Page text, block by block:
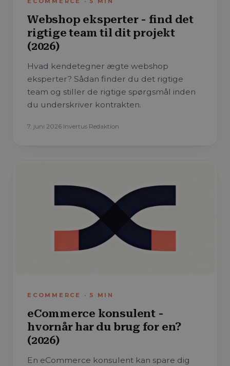
Webshop eksperter - find det
rigtige team til dit projekt
(2026)
Hvad kendetegner ægte webshop
eksperter? Sådan finder du det rigtige
team og stiller de rigtige spørgsmål inden
du underskriver kontrakten.
7. juni 2026 Invertus Redaktion
ECOMMERCE · 5 MIN
eCommerce konsulent -
hvornår har du brug for en?
(2026)
En eCommerce konsulent kan spare dig